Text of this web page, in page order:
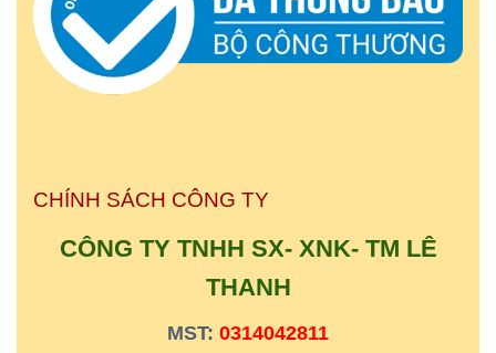
CHÍNH SÁCH CÔNG TY
CÔNG TY TNHH SX- XNK- TM LÊ
THANH
MST: 0314042811